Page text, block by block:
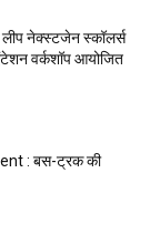
लीप नेक्स्टजेन स्कॉलर्स
वर्कशॉप आयोजित
: बस-ट्रक की